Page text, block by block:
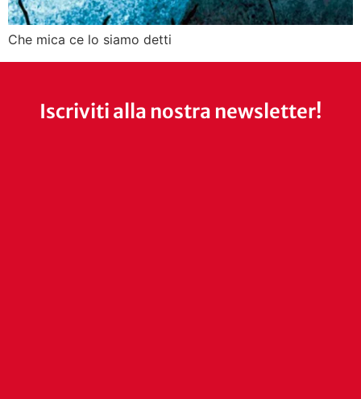
Che mica ce lo siamo detti
Iscriviti alla nostra newsletter!